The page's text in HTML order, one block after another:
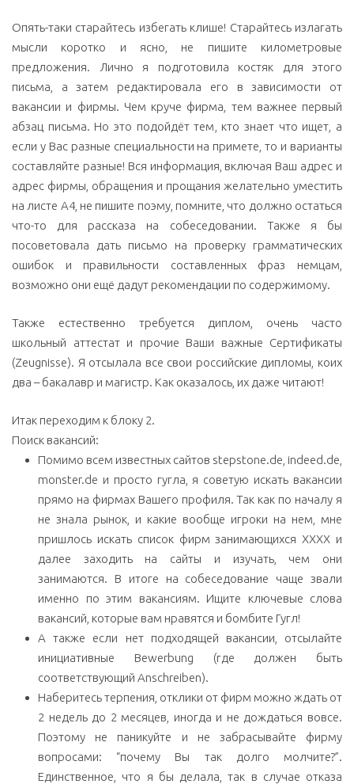
Опять-таки старайтесь избегать клише! Старайтесь излагать
мысли коротко и ясно, не пишите километровые
предложения. Лично я подготовила костяк для этого
письма, а затем редактировала его в зависимости от
вакансии и фирмы. Чем круче фирма, тем важнее первый
абзац письма. Но это подойдёт тем, кто знает что ищет, а
если у Вас разные специальности на примете, то и варианты
составляйте разные! Вся информация, включая Ваш адрес и
адрес фирмы, обращения и прощания желательно уместить
на листе А4, не пишите поэму, помните, что должно остаться
что-то для рассказа на собеседовании. Также я бы
посоветовала дать письмо на проверку грамматических
ошибок и правильности составленных фраз немцам,
возможно они ещё дадут рекомендации по содержимому.
Также естественно требуется диплом, очень часто
школьный аттестат и прочие Ваши важные Сертификаты
(Zeugnisse). Я отсылала все свои российские дипломы, коих
два – бакалавр и магистр. Как оказалось, их даже читают!
Итак переходим к блоку 2.
Поиск вакансий:
Помимо всем известных сайтов stepstone.de, indeed.de,
monster.de и просто гугла, я советую искать вакансии
прямо на фирмах Вашего профиля. Так как по началу я
не знала рынок, и какие вообще игроки на нем, мне
пришлось искать список фирм занимающихся XXXX и
далее заходить на сайты и изучать, чем они
занимаются. В итоге на собеседование чаще звали
именно по этим вакансиям. Ищите ключевые слова
вакансий, которые вам нравятся и бомбите Гугл!
А также если нет подходящей вакансии, отсылайте
инициативные Bewerbung (где должен быть
соответствующий Anschreiben).
Наберитесь терпения, отклики от фирм можно ждать от
2 недель до 2 месяцев, иногда и не дождаться вовсе.
Поэтому не паникуйте и не забрасывайте фирму
вопросами: “почему Вы так долго молчите?”.
Единственное, что я бы делала, так в случае отказа